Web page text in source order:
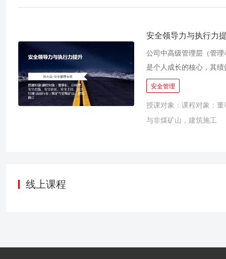
大提高，习近平总书记
杜邦先进安全管理学习
安全领导力与执行力
公司中高级管理层（管
是个人成长的核心，其
是否觉得“安全”与您遥
理者必须掌握安全管理
路；掌握安全领导力和
安全管理
授课对象：课程对象：
与非煤矿山，建筑施工
线上课程